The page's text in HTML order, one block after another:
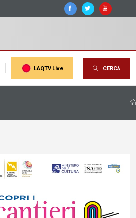
LAQTV Live CERCA